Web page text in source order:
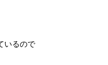
いるので